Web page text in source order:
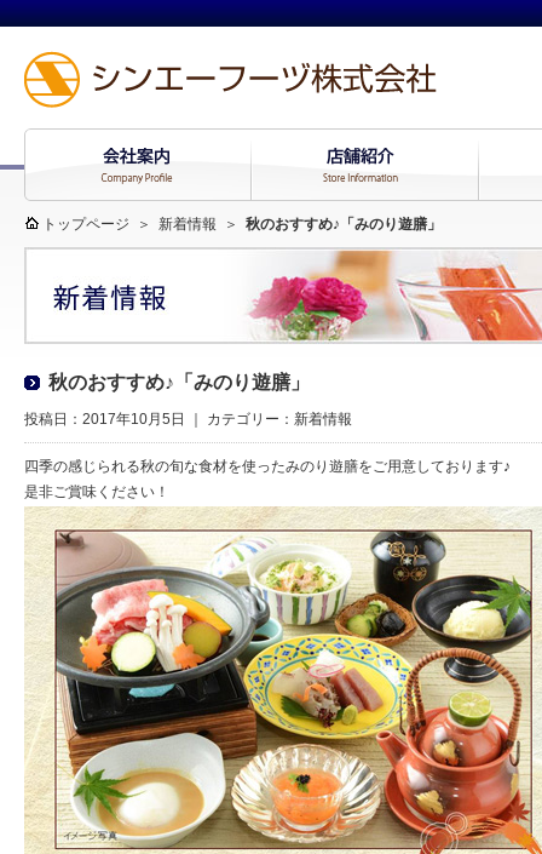
トップページ ＞ 新着情報 ＞ 秋のおすすめ♪「みのり遊膳」
秋のおすすめ♪「みのり遊膳」
投稿日：2017年10月5日 ｜ カテゴリー： 新着情報
四季の感じられる秋の旬な食材を使ったみのり遊膳をご用意しております♪
是非ご賞味ください！